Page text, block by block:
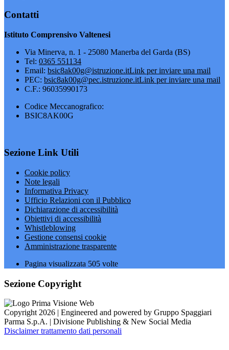
Contatti
Istituto Comprensivo Valtenesi
Via Minerva, n. 1 - 25080 Manerba del Garda (BS)
Tel: 0365 551134
Email: bsic8ak00g@istruzione.itLink per inviare una mail
PEC: bsic8ak00g@pec.istruzione.itLink per inviare una mail
C.F.: 96035990173
Codice Meccanografico:
BSIC8AK00G
Sezione Link Utili
Cookie policy
Note legali
Informativa Privacy
Ufficio Relazioni con il Pubblico
Dichiarazione di accessibilità
Obiettivi di accessibilità
Whistleblowing
Gestione consensi cookie
Amministrazione trasparente
Pagina visualizzata 505 volte
Sezione Copyright
Copyright 2026 | Engineered and powered by Gruppo Spaggiari
Parma S.p.A. | Divisione Publishing & New Social Media
Disclaimer trattamento dati personali